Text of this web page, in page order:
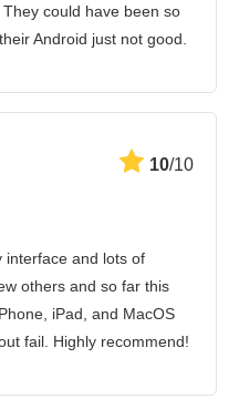
could have been so
Android just not good.
10/10
interface and lots of
others and so far this
iPad, and MacOS
fail. Highly recommend!